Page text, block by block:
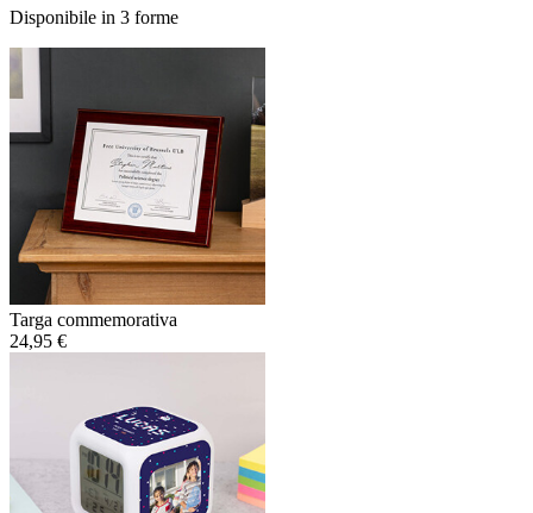
Disponibile in 3 forme
Targa commemorativa
24,95 €